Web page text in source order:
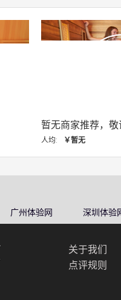
暂无商家推
人均:
广州体验网 深圳体验
关于我们
点评规则